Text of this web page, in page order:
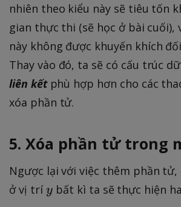
nhiên theo kiểu này sẽ tiêu tốn
gian thực thi (sẽ học ở bài cuối),
này không được khuyến khích
Thay vào đó, ta sẽ có cấu trúc
liên kếtphù hợp hơn cho các
xóa phần tử.
5. Xóa phần tử trong
Ngược lại với việc thêm phần
ở vị trí y
y bất kì ta sẽ thực hiện